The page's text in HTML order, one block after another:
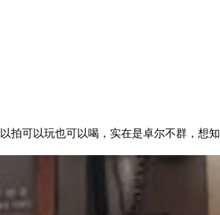
可以玩也可以喝，实在是卓尔不群，想知